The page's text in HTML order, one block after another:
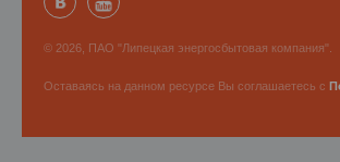
© 2026, ПАО "Липецкая энергосбытовая компания".
Оставаясь на данном ресурсе Вы соглашаетесь с